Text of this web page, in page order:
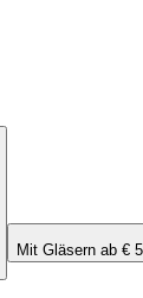
Mit Gläsern ab €